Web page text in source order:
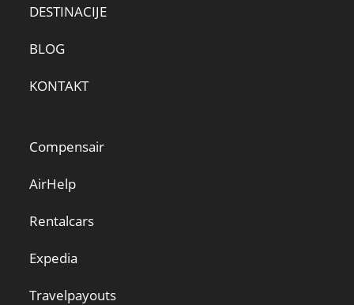
DESTINACIJE
BLOG
KONTAKT
Compensair
AirHelp
Rentalcars
Expedia
Travelpayouts